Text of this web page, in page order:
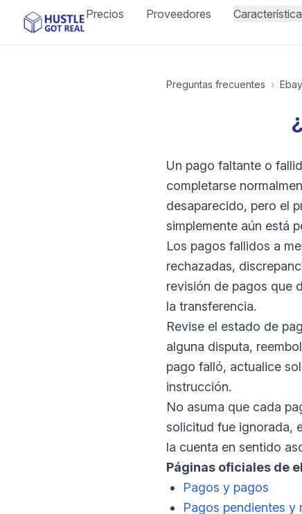
Precios Proveedores
Preguntas frecuentes › Ebay
Un pago faltante o
completarse
desaparecido, pero el
simplemente aún está
Los pagos fallidos a
rechazadas,
revisión de pagos que
la transferencia.
Revise el estado de
alguna disputa,
pago falló, actualice
instrucción.
No asuma que cada
solicitud fue ignorada,
la cuenta en sentido
Páginas oficiales de
Pagos y pagos
Pagos pendientes y